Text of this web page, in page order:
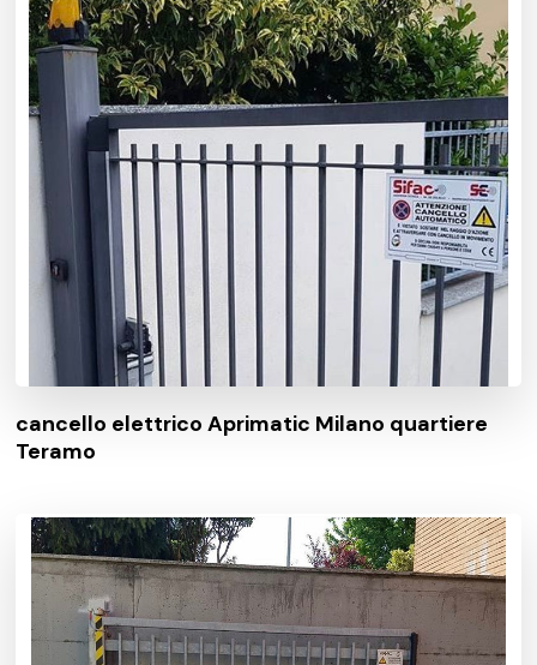
cancello elettrico Aprimatic Milano quartiere
Teramo